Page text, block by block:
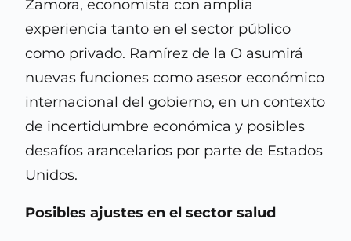
Zamora, economista con amplia
experiencia tanto en el sector público
como privado. Ramírez de la O asumirá
nuevas funciones como asesor económico
internacional del gobierno, en un contexto
de incertidumbre económica y posibles
desafíos arancelarios por parte de Estados
Unidos.
Posibles ajustes en el sector salud